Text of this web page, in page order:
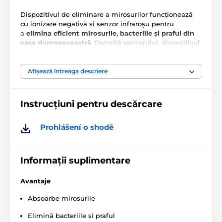
Dispozitivul de eliminare a mirosurilor funcționează
cu ionizare negativă și senzor infraroșu pentru
a elimina eficient mirosurile, bacteriile și praful din
casa dumneavoastră . Datorită senzorului, dispozitivul
Petkit Pura Air este potrivit pentru mirosurile generate
definitiv mirosurile neplăcute ale litierei pentru pisici.
Afișează întreaga descriere
Instrucțiuni pentru descărcare
Prohlášení o shodě
Informații suplimentare
Avantaje
Absoarbe mirosurile
Elimină bacteriile și praful